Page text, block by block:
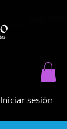
Iniciar sesión